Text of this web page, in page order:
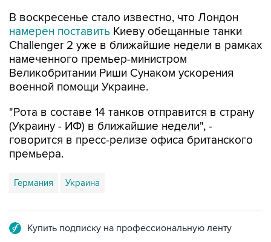
В воскресенье стало известно, что Лондон
намерен поставить Киеву обещанные танки
Challenger 2 уже в ближайшие недели в рамках
намеченного премьер-министром
Великобритании Риши Сунаком ускорения
военной помощи Украине.
"Рота в составе 14 танков отправится в страну
(Украину - ИФ) в ближайшие недели", -
говорится в пресс-релизе офиса британского
премьера.
Германия Украина
Купить подписку на профессиональную ленту